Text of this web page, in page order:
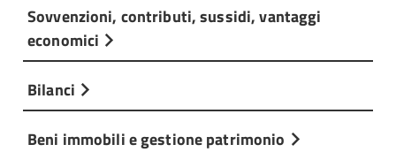
Sovvenzioni, contributi, sussidi, vantaggi
economici
Bilanci
Beni immobili e gestione patrimonio